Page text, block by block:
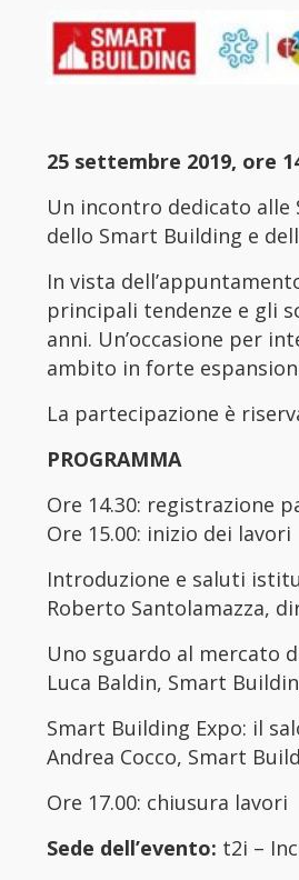
25 settembre 2019, ore
Un incontro dedicato
dello Smart Building e
In vista
principali tendenze e gli
anni. Un’occasione per
ambito in forte
La partecipazione è
PROGRAMMA
Ore 14.30: registrazione
Ore 15.00: inizio dei lavori
Introduzione e saluti
Roberto Santolamazza,
Uno sguardo al mercato
Luca Baldin, Smart
Smart Building Expo: il
Andrea Cocco, Smart
Ore 17.00: chiusura lavori
Sede dell’evento: t2i –